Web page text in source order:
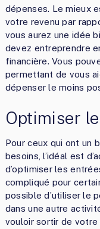
dépenses. Le mieux
votre revenu par
vous aurez une idée
devez entreprendre
financière. Vous
permettant de vous
dépenser le moins
Optimiser
Pour ceux qui ont un
besoins, l’idéal est
d’optimiser les
compliqué pour
possible d’utiliser le
dans une autre
vouloir sortir de votre